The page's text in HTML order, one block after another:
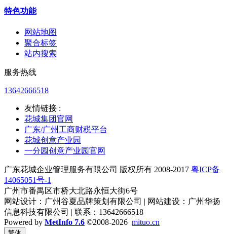
特色功能
网站地图
聚合标签
站内搜索
服务热线
13642666518
友情链接 :
花城集团官网
广东/广州工商财税平台
花城创意产业园
一分园创意产业园官网
广东花城企业管理服务有限公司 版权所有 2008-2017 粤ICP备
14065051号-1
广州市番禺区市桥大北路永恒大街6号
网站设计：广州谷夏品牌策划有限公司 | 网站建设：广州华扬
信息科技有限公司 | 联系：13642666518
Powered by MetInfo 7.6 ©2008-2026 mituo.cn